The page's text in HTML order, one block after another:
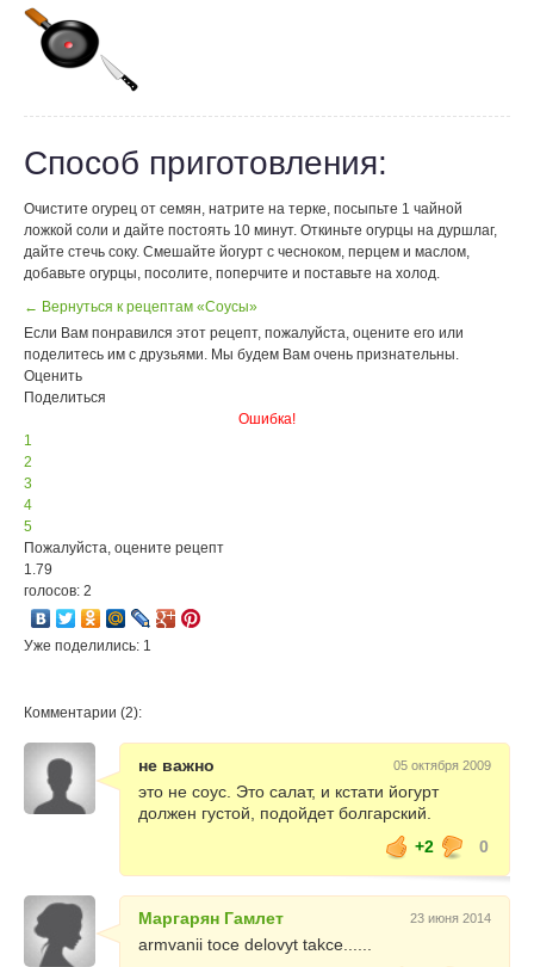
Способ приготовления:
Очистите огурец от семян, натрите на терке, посыпьте 1 чайной
ложкой соли и дайте постоять 10 минут. Откиньте огурцы на дуршлаг,
дайте стечь соку. Смешайте йогурт с чесноком, перцем и маслом,
добавьте огурцы, посолите, поперчите и поставьте на холод.
← Вернуться к рецептам «Соусы»
Если Вам понравился этот рецепт, пожалуйста, оцените его или
поделитесь им с друзьями. Мы будем Вам очень признательны.
Оценить
Поделиться
Ошибка!
1
2
3
4
5
Пожалуйста, оцените рецепт
1.79
голосов: 2
Уже поделились: 1
Комментарии (2):
не важно 05 октября 2009
это не соус. Это салат, и кстати йогурт
должен густой, подойдет болгарский.
+2
0
Маргарян Гамлет 23 июня 2014
armvanii toce delovyt takce......